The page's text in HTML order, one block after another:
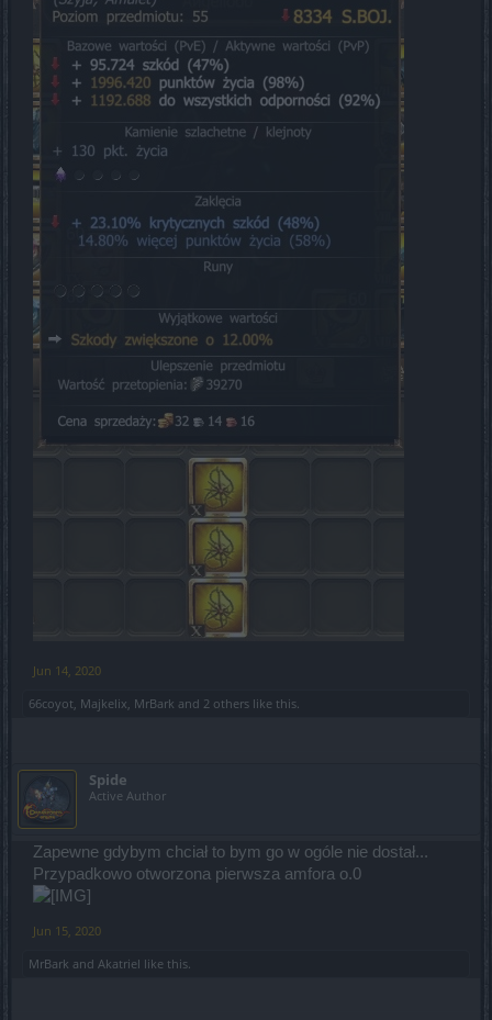
Jun 14, 2020
66coyot, Majkelix, MrBark and 2 others like this.
Spide
Active Author
Zapewne gdybym chciał to bym go w ogóle nie dostał...
Przypadkowo otworzona pierwsza amfora o.0
Jun 15, 2020
MrBark and Akatriel like this.